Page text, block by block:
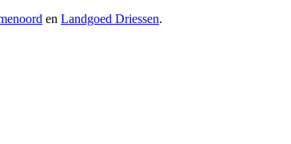
en Landgoed Driessen.